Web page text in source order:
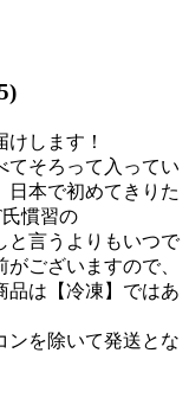
します！
てそろって入ってい
日本で初めてきりた
慣習の
と言うよりもいつで
ございますので、
品は【冷凍】ではあ
ンを除いて発送とな